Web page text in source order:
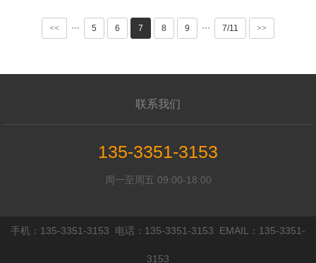
<< ··· 5 6 7 8 9 ··· 7/11 >>
联系我们
135-3351-3153
周一至周五 09:00-18:00
手机：135-3351-3153 电话：135-3351-3153 EMAIL：135-3351-
3153